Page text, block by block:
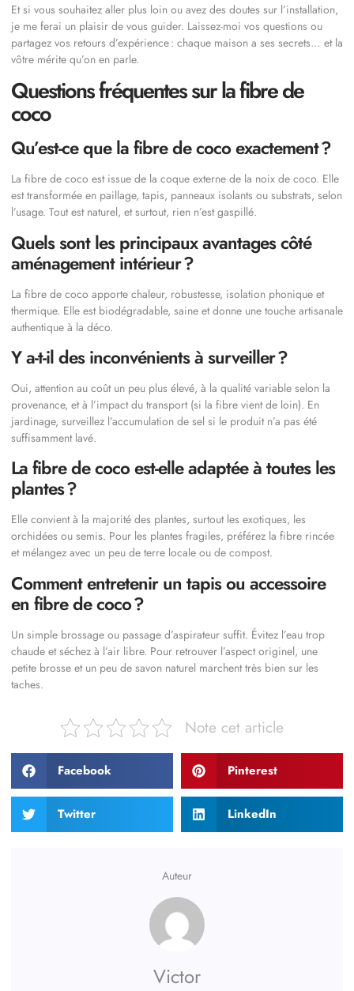
Et si vous souhaitez aller plus loin ou avez des doutes sur l’installation,
je me ferai un plaisir de vous guider. Laissez-moi vos questions ou
partagez vos retours d’expérience : chaque maison a ses secrets… et la
vôtre mérite qu’on en parle.
Questions fréquentes sur la fibre de
coco
Qu’est-ce que la fibre de coco exactement ?
La fibre de coco est issue de la coque externe de la noix de coco. Elle
est transformée en paillage, tapis, panneaux isolants ou substrats, selon
l’usage. Tout est naturel, et surtout, rien n’est gaspillé.
Quels sont les principaux avantages côté
aménagement intérieur ?
La fibre de coco apporte chaleur, robustesse, isolation phonique et
thermique. Elle est biodégradable, saine et donne une touche artisanale
authentique à la déco.
Y a-t-il des inconvénients à surveiller ?
Oui, attention au coût un peu plus élevé, à la qualité variable selon la
provenance, et à l’impact du transport (si la fibre vient de loin). En
jardinage, surveillez l’accumulation de sel si le produit n’a pas été
suffisamment lavé.
La fibre de coco est-elle adaptée à toutes les
plantes ?
Elle convient à la majorité des plantes, surtout les exotiques, les
orchidées ou semis. Pour les plantes fragiles, préférez la fibre rincée
et mélangez avec un peu de terre locale ou de compost.
Comment entretenir un tapis ou accessoire
en fibre de coco ?
Un simple brossage ou passage d’aspirateur suffit. Évitez l’eau trop
chaude et séchez à l’air libre. Pour retrouver l’aspect originel, une
petite brosse et un peu de savon naturel marchent très bien sur les
taches.
Note cet article
Facebook Pinterest
Twitter LinkedIn
Auteur
Victor